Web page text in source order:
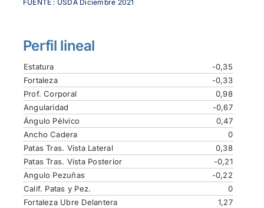
FUENTE : USDA Diciembre 2021
Perfil lineal
Estatura
-0,35
Fortaleza
-0,33
Prof. Corporal
0,98
Angularidad
-0,67
Ángulo Pélvico
0,47
Ancho Cadera
0
Patas Tras. Vista Lateral
0,38
Patas Tras. Vista Posterior
-0,21
Angulo Pezuñas
-0,22
Calif. Patas y Pez.
0
Fortaleza Ubre Delantera
1,27